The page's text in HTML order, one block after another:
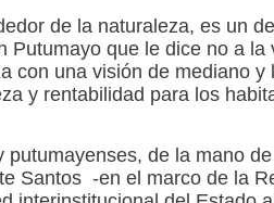
de la naturaleza, es un
Putumayo que le dice no a la
con una visión de mediano y
y rentabilidad para los
putumayenses, de la mano
Santos -en el marco de la